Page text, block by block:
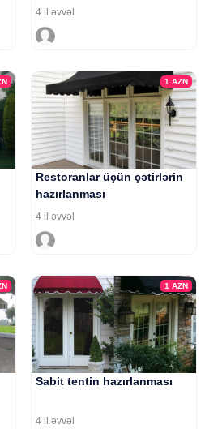
4 il əvvəl
1 AZN
Restoranlar üçün çətirlərin
hazırlanması
4 il əvvəl
1 AZN
Sabit tentin hazırlanması
4 il əvvəl